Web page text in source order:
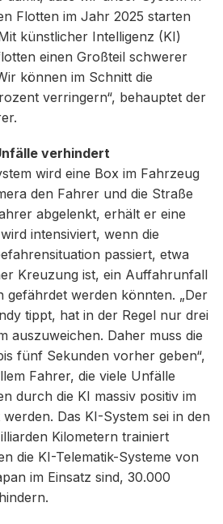
Flotten im Jahr 2025 starten
künstlicher Intelligenz (KI)
einen Großteil schwerer
können im Schnitt die
verringern“, behauptet der
verhindert
wird eine Box im Fahrzeug
den Fahrer und die Straße
abgelenkt, erhält er eine
intensiviert, wenn die
passiert, etwa
Kreuzung ist, ein Auffahrunfall
gefährdet werden könnten. „Der
tippt, hat in der Regel nur drei
auszuweichen. Daher muss die
fünf Sekunden vorher geben“,
Fahrer, die viele Unfälle
durch die KI massiv positiv im
Das KI-System sei in den
Kilometern trainiert
die KI-Telematik-Systeme von
im Einsatz sind, 30.000